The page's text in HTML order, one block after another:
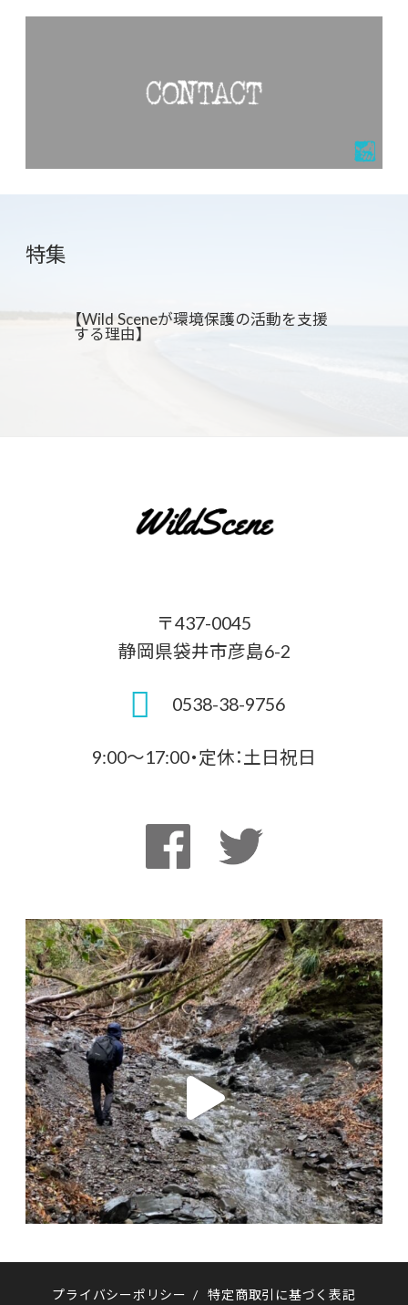
特集
【Wild Sceneが環境保護の活動を支援
する理由】
〒437-0045
静岡県袋井市彦島6-2
0538-38-9756
9:00～17:00・定休：土日祝日
プライバシーポリシー / 特定商取引に基づく表記